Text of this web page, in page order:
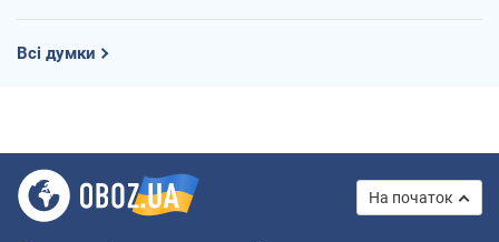
Всі думки
На початок